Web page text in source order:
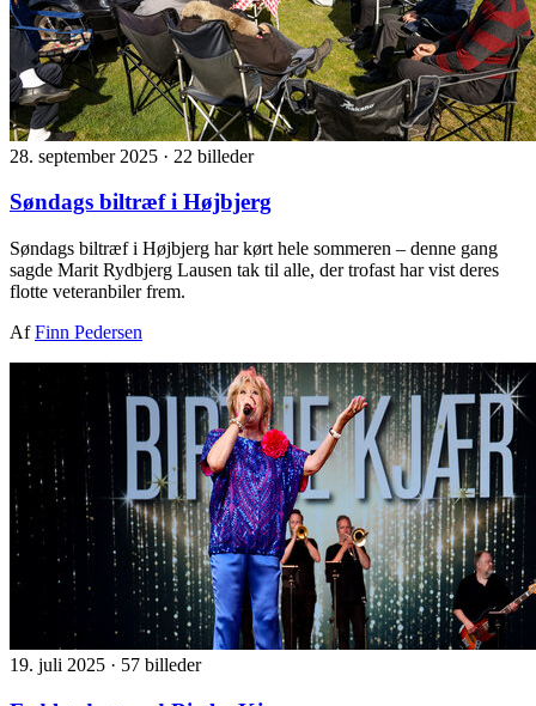
28. september 2025 · 22 billeder
Søndags biltræf i Højbjerg
Søndags biltræf i Højbjerg har kørt hele sommeren – denne gang
sagde Marit Rydbjerg Lausen tak til alle, der trofast har vist deres
flotte veteranbiler frem.
AfFinn Pedersen
19. juli 2025 · 57 billeder